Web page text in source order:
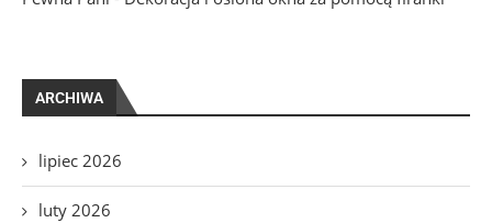
ARCHIWA
lipiec 2026
luty 2026